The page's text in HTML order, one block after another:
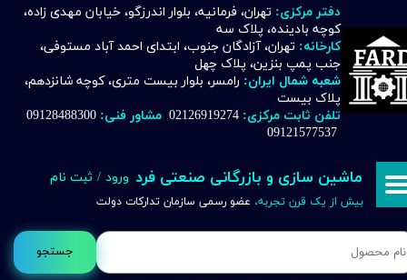
جستجو
دفتر مرکزی: تهران، فرمانیه، بلوار اندرزگو، خیابان مهدی زاده،
کوچه بادینده، پلاک سه
کارخانه: تهران، آزادگان جنوب، ابتدای احمد آباد مستوفی،
جنب پمپ بنزین، پلاک چهل
شعبه شمال ایران: رامسر، بلوار بیست متری، کوچه شانزدهم،
پلاک بیست
تلفن ثابت مرکزی: 02126919274 مشاور فنی:
09121577537
ماشین سازی و بازرگانی صنعتی فرد
بیش از یک قرن تجربه، عضو رسمی سازمان تدارکات دولت
ورود / ثبت نام
حساب کاربری من
تغییر گذر واژه
خروج از حساب کاربری